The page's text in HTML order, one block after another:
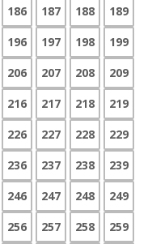
186 187 188
189
196 197 198
199
206 207 208
209
216 217 218
219
226 227 228
229
236 237 238
239
246 247 248
249
256 257 258 259